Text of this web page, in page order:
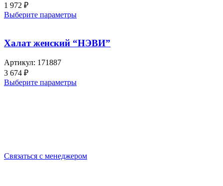
1 972 ₽
Выберите параметры
Халат женский “НЭВИ”
Артикул: 171887
3 674 ₽
Выберите параметры
Связаться с менеджером